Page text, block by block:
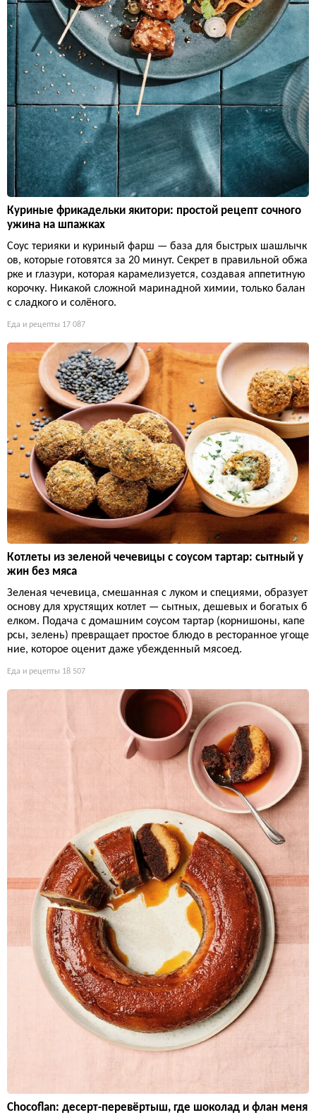
Куриные фрикадельки якитори: простой рецепт сочного
ужина на шпажках
Соус терияки и куриный фарш — база для быстрых шашлычк
ов, которые готовятся за 20 минут. Секрет в правильной обжа
рке и глазури, которая карамелизуется, создавая аппетитную
корочку. Никакой сложной маринадной химии, только балан
с сладкого и солёного.
Еда и рецепты 17 087
Котлеты из зеленой чечевицы с соусом тартар: сытный у
жин без мяса
Зеленая чечевица, смешанная с луком и специями, образует
основу для хрустящих котлет — сытных, дешевых и богатых б
елком. Подача с домашним соусом тартар (корнишоны, капе
рсы, зелень) превращает простое блюдо в ресторанное угоще
ние, которое оценит даже убежденный мясоед.
Еда и рецепты 18 507
Chocoflan: десерт-перевёртыш, где шоколад и флан меня